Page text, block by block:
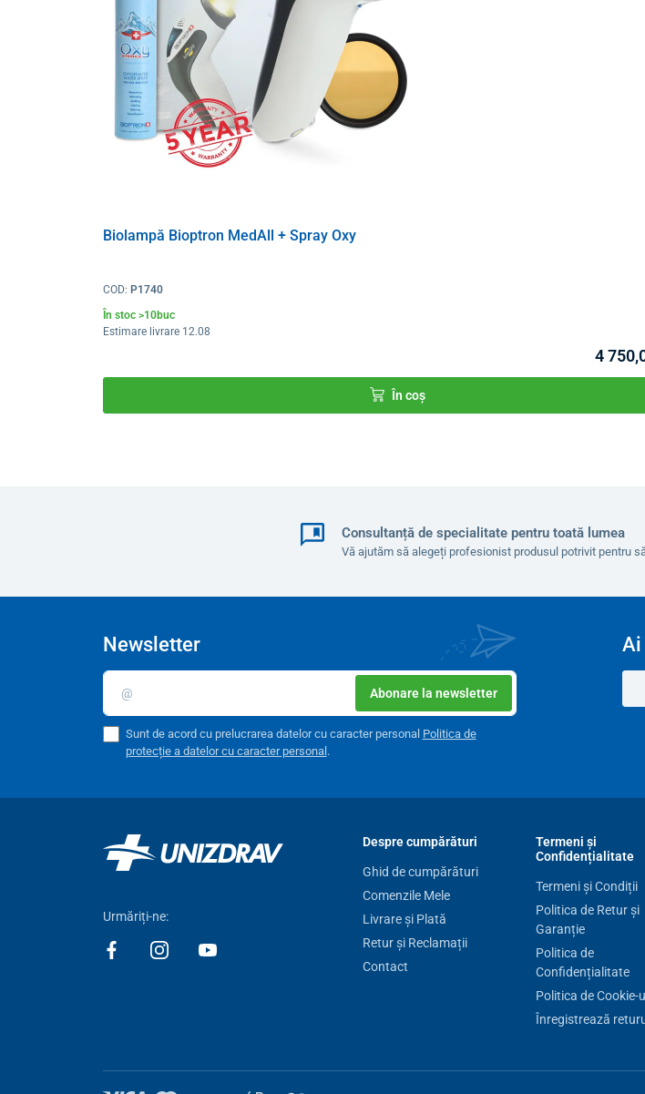
Biolampă Bioptron MedAll + Spray Oxy
COD: P1740
În stoc >10buc
Estimare livrare 12.08
4
În coș
Consultanță de specialitate pentru toată lumea
Vă ajutăm să alegeți profesionist produsul potrivit pentru
Ai
Newsletter
Abonare la newsletter
Sunt de acord cu prelucrarea datelor cu caracter personal Politica de
protecție a datelor cu caracter personal .
Urmăriți-ne:
Despre cumpărături
Ghid de cumpărături
Comenzile Mele
Livrare și Plată
Retur și Reclamații
Contact
Termeni și
Confidențialitate
Termeni și Condiții
Politica de Retur și
Garanție
Politica de
Confidențialitate
Politica de Cookie-
Înregistrează